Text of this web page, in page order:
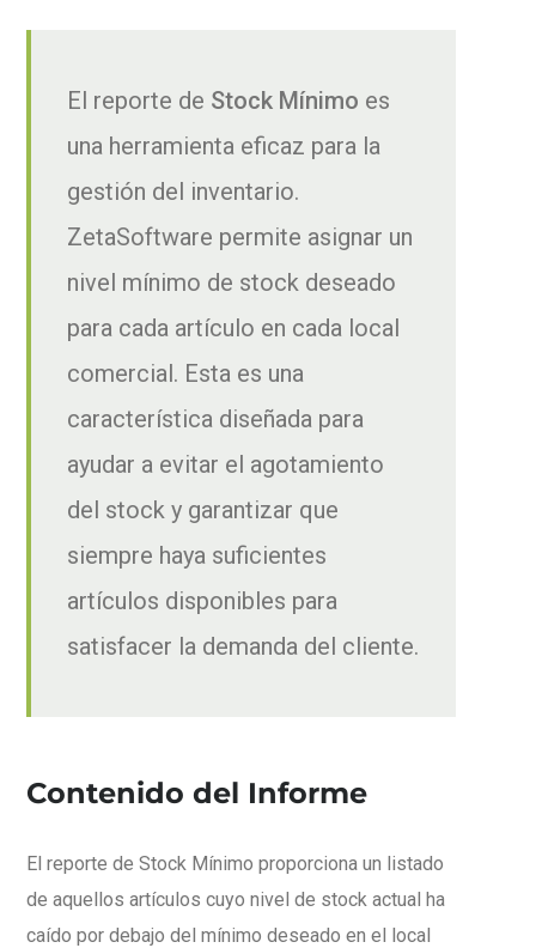
El reporte de Stock Mínimo es
una herramienta eficaz para la
gestión del inventario.
ZetaSoftware permite asignar un
nivel mínimo de stock deseado
para cada artículo en cada local
comercial. Esta es una
característica diseñada para
ayudar a evitar el agotamiento
del stock y garantizar que
siempre haya suficientes
artículos disponibles para
satisfacer la demanda del cliente.
Contenido del Informe
El reporte de Stock Mínimo proporciona un listado
de aquellos artículos cuyo nivel de stock actual ha
caído por debajo del mínimo deseado en el local